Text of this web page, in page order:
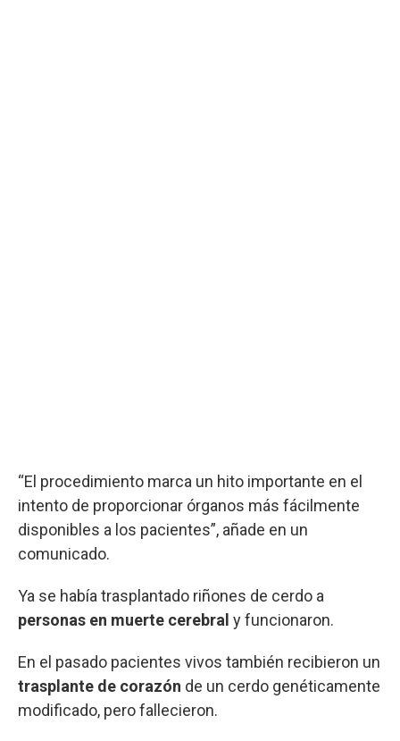
“El procedimiento marca un hito importante en el
intento de proporcionar órganos más fácilmente
disponibles a los pacientes”, añade en un
comunicado.
Ya se había trasplantado riñones de cerdo a
personas en muerte cerebral y funcionaron.
En el pasado pacientes vivos también recibieron un
trasplante de corazón de un cerdo genéticamente
modificado, pero fallecieron.